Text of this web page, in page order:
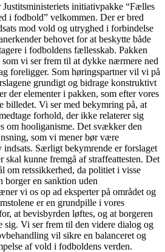
initiativpakke “Fælles
i fodbold” velkommen. Der er bred
mod vold og utryghed i forbindelse
behovet for at beskytte både
i fodboldens fællesskab. Pakken
vi ser frem til at dykke nærmere ned
foreligger. Som høringspartner vil vi på
grundigt og bidrage konstruktivt
der elementer i pakken, som efter vores
billedet. Vi ser med bekymring på, at
forhold, der ikke relaterer sig
om hooliganisme. Det svækker den
som vi mener bør være
Særligt bekymrende er forslaget
skal kunne fremgå af straffeattesten. Det
om retssikkerhed, da politiet i visse
en sanktion uden
vi os op ad eksperter på området og
er en grundpille i vores
at bevisbyrden løftes, og at borgeren
sig. Vi ser frem til den videre dialog og
vil sikre en balanceret og
af vold i fodboldens verden.